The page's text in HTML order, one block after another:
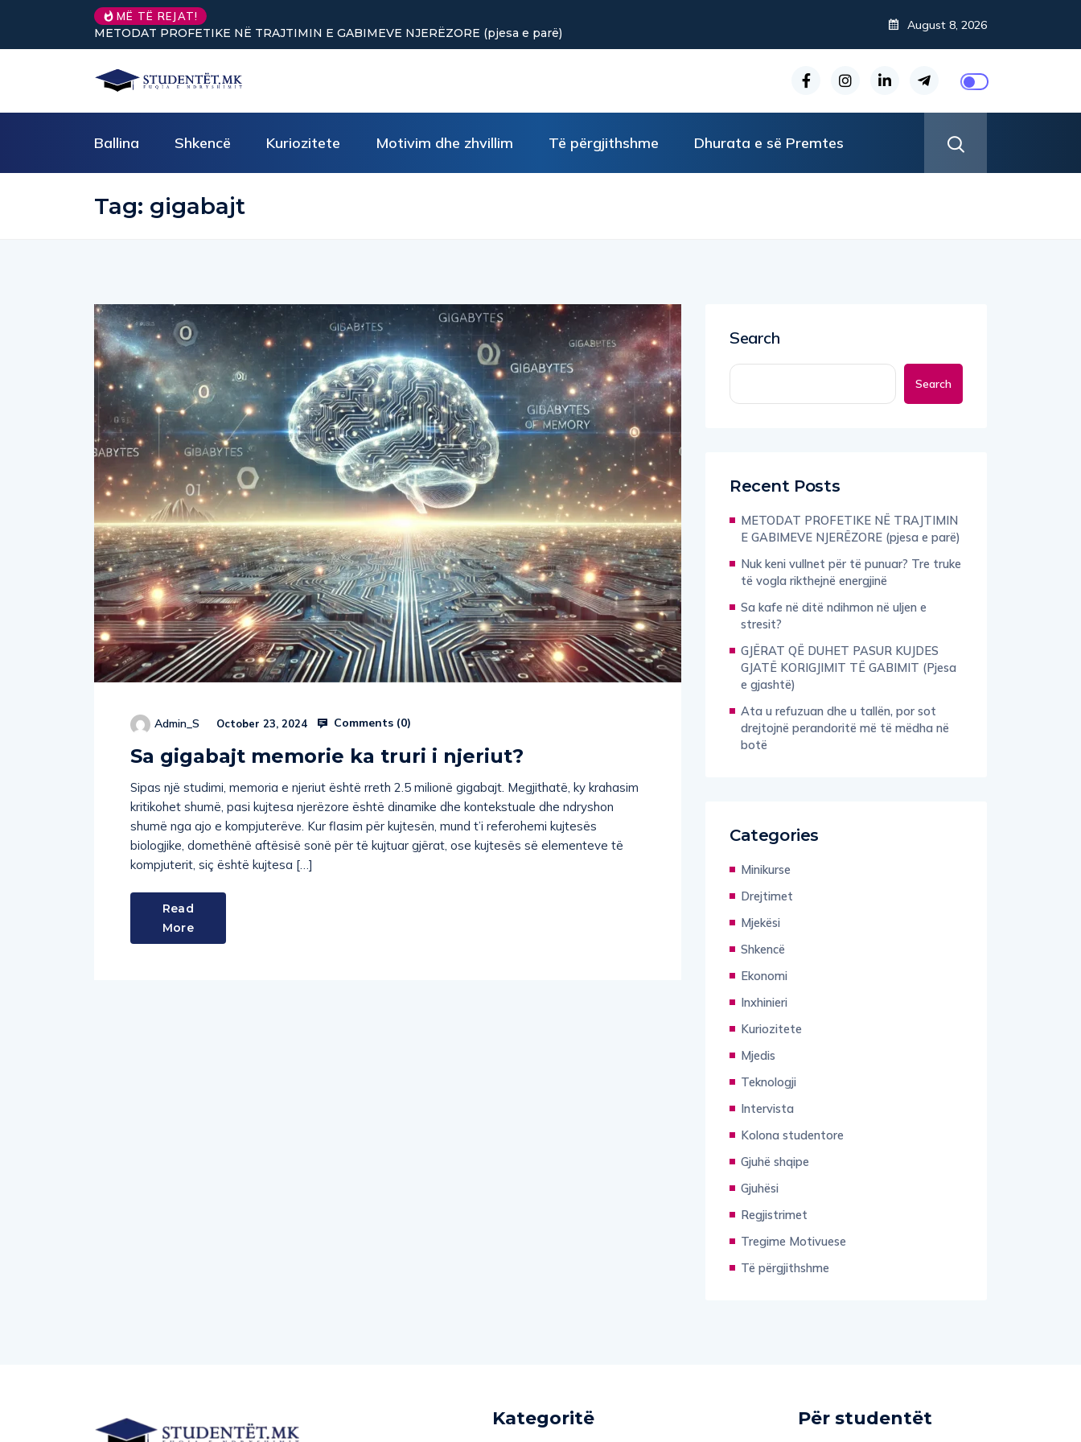
MË TË REJAT!
METODAT PROFETIKE NË TRAJTIMIN E GABIMEVE NJERËZORE (pjesa e parë)
August 8, 2026
Ballina Shkencë Kuriozitete Motivim dhe zhvillim Të përgjithshme Dhurata e së Premtes
Tag: gigabajt
Admin_S October 23, 2024 Comments (0)
Sa gigabajt memorie ka truri i njeriut?
Sipas një studimi, memoria e njeriut është rreth 2.5 milionë gigabajt. Megjithatë, ky krahasim
kritikohet shumë, pasi kujtesa njerëzore është dinamike dhe kontekstuale dhe ndryshon
shumë nga ajo e kompjuterëve. Kur flasim për kujtesën, mund t’i referohemi kujtesës
biologjike, domethënë aftësisë sonë për të kujtuar gjërat, ose kujtesës së elementeve të
kompjuterit, siç është kujtesa […]
Read
More
Search
Search
Recent Posts
METODAT PROFETIKE NË TRAJTIMIN
E GABIMEVE NJERËZORE (pjesa e parë)
Nuk keni vullnet për të punuar? Tre truke
të vogla rikthejnë energjinë
Sa kafe në ditë ndihmon në uljen e
stresit?
GJËRAT QË DUHET PASUR KUJDES
GJATË KORIGJIMIT TË GABIMIT (Pjesa
e gjashtë)
Ata u refuzuan dhe u tallën, por sot
drejtojnë perandoritë më të mëdha në
botë
Categories
Minikurse
Drejtimet
Mjekësi
Shkencë
Ekonomi
Inxhinieri
Kuriozitete
Mjedis
Teknologji
Intervista
Kolona studentore
Gjuhë shqipe
Gjuhësi
Regjistrimet
Tregime Motivuese
Të përgjithshme
Kategoritë Për studentët